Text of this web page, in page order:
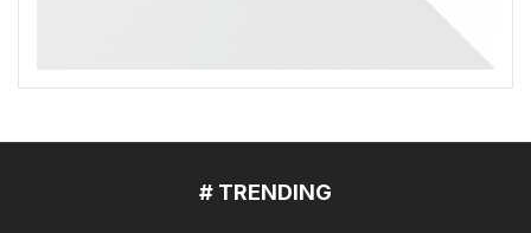
# TRENDING